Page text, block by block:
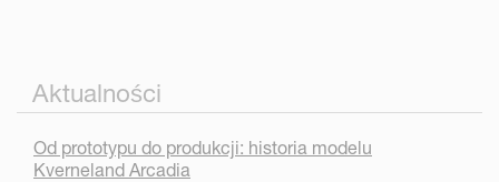
Aktualności
Od prototypu do produkcji: historia modelu
Kverneland Arcadia